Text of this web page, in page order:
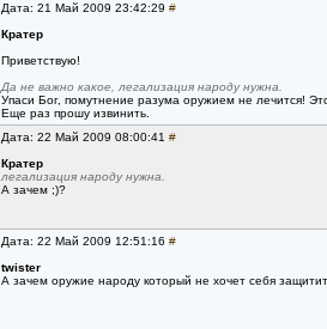
Дата: 21 Май 2009 23:42:29 #
Кратер
Приветствую!
Да не важно какое, легализация народу нужна.
Упаси Бог, помутнение разума оружием не лечится!
Еще раз прошу извинить.
Дата: 22 Май 2009 08:00:41 #
Кратер
легализация народу нужна.
А зачем ;)?
Дата: 22 Май 2009 12:51:16 #
twister
А зачем оружие народу который не хочет себя